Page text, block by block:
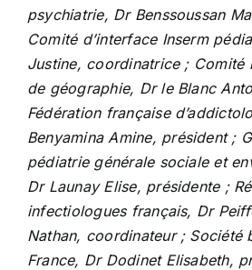
psychiatrie, Dr Benssoussan
Comité d’interface Inserm
Justine, coordinatrice ; Comité
de géographie, Dr le Blanc
Fédération française
Benyamina Amine, président ;
pédiatrie générale sociale et
Dr Launay Elise, présidente ;
infectiologues français, Dr
Nathan, coordinateur ; Société
France, Dr Dodinet Elisabeth,